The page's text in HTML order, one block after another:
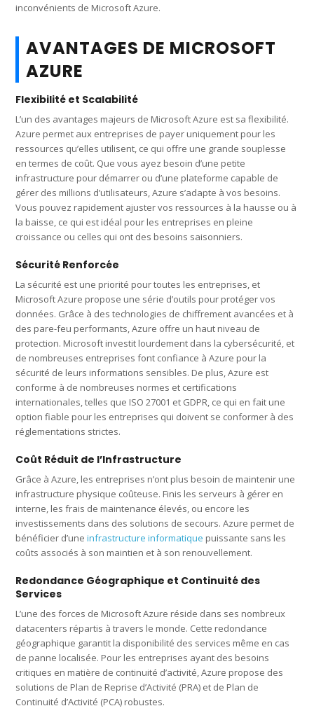
inconvénients de Microsoft Azure.
AVANTAGES DE MICROSOFT
AZURE
Flexibilité et Scalabilité
L’un des avantages majeurs de Microsoft Azure est sa flexibilité.
Azure permet aux entreprises de payer uniquement pour les
ressources qu’elles utilisent, ce qui offre une grande souplesse
en termes de coût. Que vous ayez besoin d’une petite
infrastructure pour démarrer ou d’une plateforme capable de
gérer des millions d’utilisateurs, Azure s’adapte à vos besoins.
Vous pouvez rapidement ajuster vos ressources à la hausse ou à
la baisse, ce qui est idéal pour les entreprises en pleine
croissance ou celles qui ont des besoins saisonniers.
Sécurité Renforcée
La sécurité est une priorité pour toutes les entreprises, et
Microsoft Azure propose une série d’outils pour protéger vos
données. Grâce à des technologies de chiffrement avancées et à
des pare-feu performants, Azure offre un haut niveau de
protection. Microsoft investit lourdement dans la cybersécurité, et
de nombreuses entreprises font confiance à Azure pour la
sécurité de leurs informations sensibles. De plus, Azure est
conforme à de nombreuses normes et certifications
internationales, telles que ISO 27001 et GDPR, ce qui en fait une
option fiable pour les entreprises qui doivent se conformer à des
réglementations strictes.
Coût Réduit de l’Infrastructure
Grâce à Azure, les entreprises n’ont plus besoin de maintenir une
infrastructure physique coûteuse. Finis les serveurs à gérer en
interne, les frais de maintenance élevés, ou encore les
investissements dans des solutions de secours. Azure permet de
bénéficier d’uneinfrastructure informatique puissante sans les
coûts associés à son maintien et à son renouvellement.
Redondance Géographique et Continuité des
Services
L’une des forces de Microsoft Azure réside dans ses nombreux
datacenters répartis à travers le monde. Cette redondance
géographique garantit la disponibilité des services même en cas
de panne localisée. Pour les entreprises ayant des besoins
critiques en matière de continuité d’activité, Azure propose des
solutions de Plan de Reprise d’Activité (PRA) et de Plan de
Continuité d’Activité (PCA) robustes.